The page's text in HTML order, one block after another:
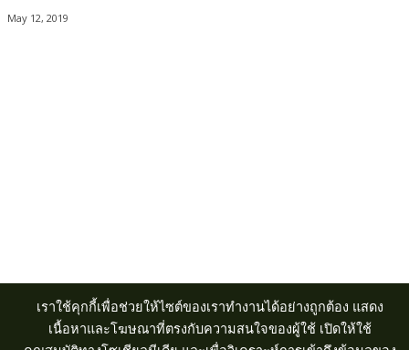
เราใช้คุกกี้เพื่อช่วยให้ไซต์ของเราทำงานได้อย่างถูกต้อง แสดง
เนื้อหาและโฆษณาที่ตรงกับความสนใจของผู้ใช้ เปิดให้ใช้
May 12, 2019